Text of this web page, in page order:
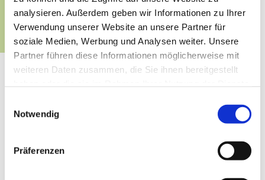
analysieren. Außerdem geben wir Informationen zu Ihrer
Verwendung unserer Website an unsere Partner für
soziale Medien, Werbung und Analysen weiter. Unsere
Partner führen diese Informationen möglicherweise mit
weiteren Daten zusammen, die Sie ihnen bereitgestellt
Notwendig
Präferenzen
PFLEGE
SCHRITTEN
KÄMMEN:
Mit einer für Tressen geeigneten Bürste